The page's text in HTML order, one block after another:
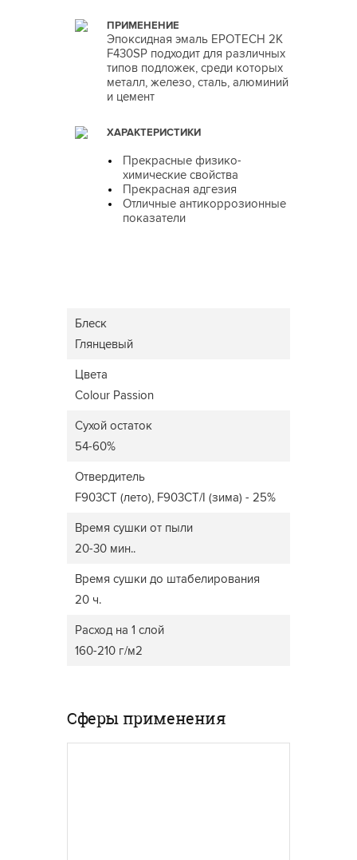
ПРИМЕНЕНИЕ
Эпоксидная эмаль EPOTECH 2K
F430SP подходит для различных
типов подложек, среди которых
металл, железо, сталь, алюминий
и цемент
ХАРАКТЕРИСТИКИ
Прекрасные физико-
химические свойства
Прекрасная адгезия
Отличные антикоррозионные
показатели
Блеск
Глянцевый
Цвета
Colour Passion
Сухой остаток
54-60%
Отвердитель
F903CT (лето), F903CT/I (зима) - 25%
Время сушки от пыли
20-30 мин..
Время сушки до штабелирования
20 ч.
Расход на 1 слой
160-210 г/м2
Сферы применения